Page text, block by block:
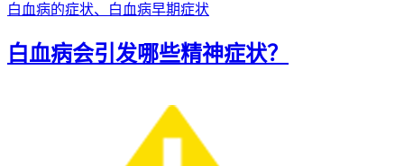
白血病的症状、白血病早期症状
白血病会引发哪些精神症状？